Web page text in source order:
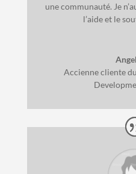
une communauté. Je
l’aide et le
Accienne cliente